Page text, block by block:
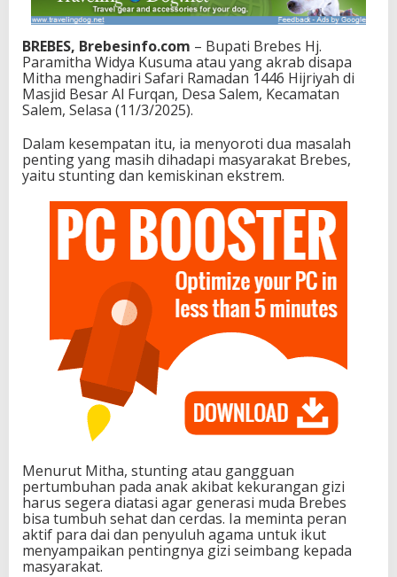
BREBES, Brebesinfo.com – Bupati Brebes Hj.
Paramitha Widya Kusuma atau yang akrab disapa
Mitha menghadiri Safari Ramadan 1446 Hijriyah di
Masjid Besar Al Furqan, Desa Salem, Kecamatan
Salem, Selasa (11/3/2025).
Dalam kesempatan itu, ia menyoroti dua masalah
penting yang masih dihadapi masyarakat Brebes,
yaitu stunting dan kemiskinan ekstrem.
Menurut Mitha, stunting atau gangguan
pertumbuhan pada anak akibat kekurangan gizi
harus segera diatasi agar generasi muda Brebes
bisa tumbuh sehat dan cerdas. Ia meminta peran
aktif para dai dan penyuluh agama untuk ikut
menyampaikan pentingnya gizi seimbang kepada
masyarakat.